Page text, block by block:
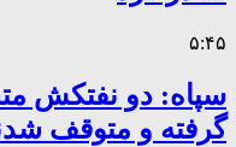
۵:۴۵
سپاه: دو نفتکش
گرفته و متوقف